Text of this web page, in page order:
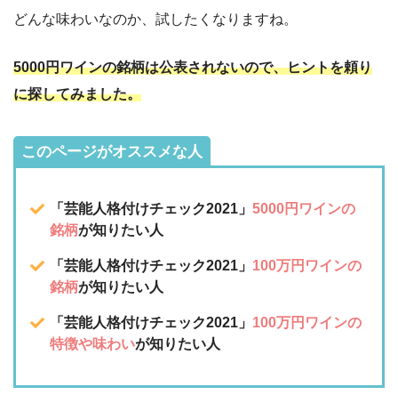
どんな味わいなのか、試したくなりますね。
5000円ワインの銘柄は公表されないので、ヒントを頼り
に探してみました。
このページがオススメな人
「芸能人格付けチェック2021」5000円ワインの
銘柄が知りたい人
「芸能人格付けチェック2021」 100万円ワインの
銘柄が知りたい人
「芸能人格付けチェック2021」 100万円ワインの
特徴や味わいが知りたい人